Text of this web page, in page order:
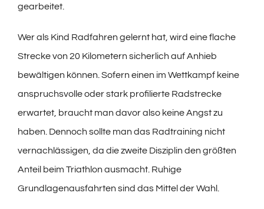
gearbeitet.
Wer als Kind Radfahren gelernt hat, wird eine flache
Strecke von 20 Kilometern sicherlich auf Anhieb
bewältigen können. Sofern einen im Wettkampf keine
anspruchsvolle oder stark profilierte Radstrecke
erwartet, braucht man davor also keine Angst zu
haben. Dennoch sollte man das Radtraining nicht
vernachlässigen, da die zweite Disziplin den größten
Anteil beim Triathlon ausmacht. Ruhige
Grundlagenausfahrten sind das Mittel der Wahl.